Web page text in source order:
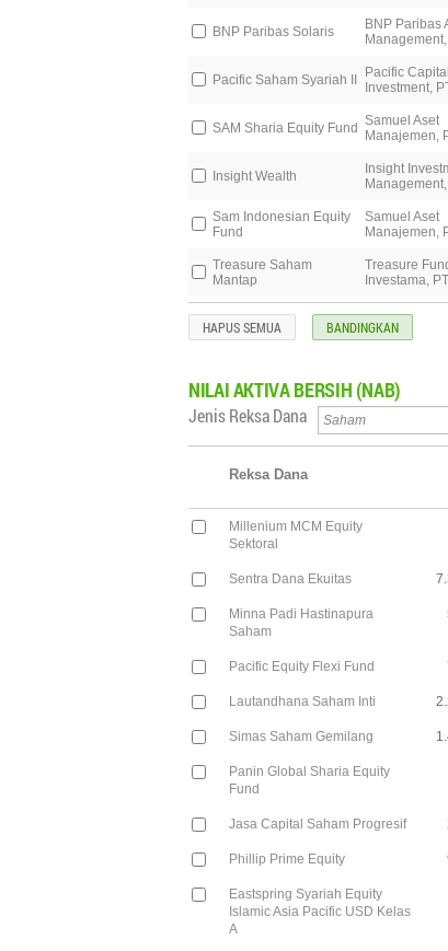
BNP Paribas Solaris
BNP Paribas
Pacific Saham Syariah II
Pacific Capital
Investment,
SAM Sharia Equity Fund Samuel Aset
Manajemen,
Insight Wealth
Insight
Sam Indonesian Equity
Fund
Samuel Aset
Manajemen,
Treasure Saham
Mantap
Treasure
Investama, PT
HAPUS SEMUA BANDINGKAN
NILAIAKTIVA BERSIH (NAB)
Jenis Reksa Dana
Reksa Dana
Millenium MCM Equity
Sektoral
Sentra Dana Ekuitas
Minna Padi Hastinapura
Saham
Pacific Equity Flexi Fund
Lautandhana Saham Inti
Simas Saham Gemilang
Panin Global Sharia Equity
Fund
Jasa Capital Saham Progresif
Phillip Prime Equity
Eastspring Syariah Equity
Islamic Asia Pacific USD Kelas
A